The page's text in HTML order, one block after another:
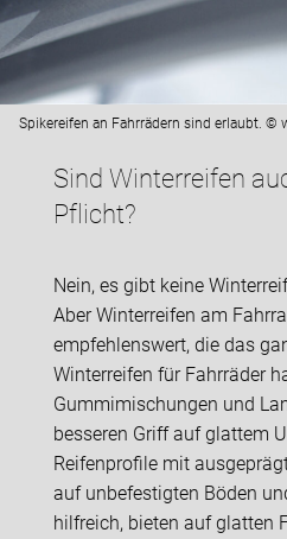
Spikereifen an Fahrrädern sind erlaubt. ©
Sind Winterreifen
Pflicht?
Nein, es gibt keine
Aber Winterreifen am
empfehlenswert, die das
Winterreifen für Fahrräder
Gummimischungen und
besseren Griff auf glattem
Reifenprofile mit
auf unbefestigten Böden
hilfreich, bieten auf glatten